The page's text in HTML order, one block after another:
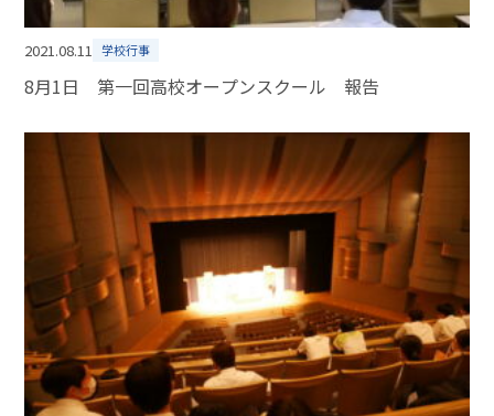
2021.08.11 学校行事
8月1日 第一回高校オープンスクール 報告